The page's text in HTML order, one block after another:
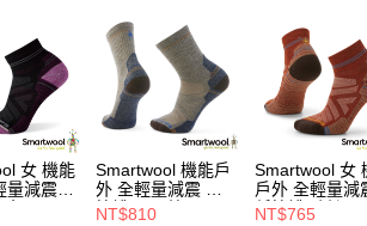
女 機能
量減震
Smartwool 機能戶
外 全輕量減震 中
筒襪 栗子棕
NT$810
Smartwool 女
戶外 全輕量減
低筒襪 暗橙
NT$765